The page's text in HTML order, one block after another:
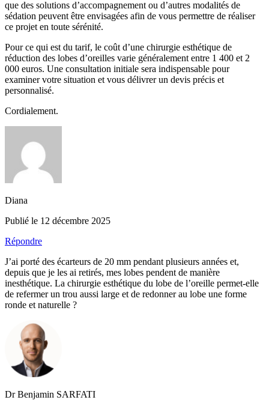
que des solutions d’accompagnement ou d’autres modalités de
sédation peuvent être envisagées afin de vous permettre de réaliser
ce projet en toute sérénité.
Pour ce qui est du tarif, le coût d’une chirurgie esthétique de
réduction des lobes d’oreilles varie généralement entre 1 400 et 2
000 euros. Une consultation initiale sera indispensable pour
examiner votre situation et vous délivrer un devis précis et
personnalisé.
Cordialement.
Diana
Publié le 12 décembre 2025
Répondre
J’ai porté des écarteurs de 20 mm pendant plusieurs années et,
depuis que je les ai retirés, mes lobes pendent de manière
inesthétique. La chirurgie esthétique du lobe de l’oreille permet-elle
de refermer un trou aussi large et de redonner au lobe une forme
ronde et naturelle ?
Dr Benjamin SARFATI